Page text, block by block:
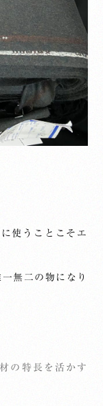
使うことこそエ
無二の物になり
の特長を活かす